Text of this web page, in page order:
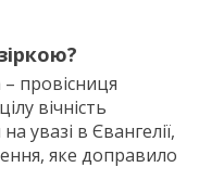
– провісниця
вічність
увазі в Євангелії,
яке доправило